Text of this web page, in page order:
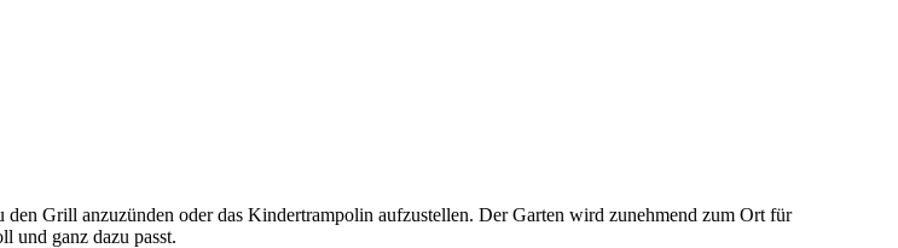
Grill anzuzünden oder das Kindertrampolin aufzustellen. Der Garten wird zunehmend zum Ort für
und ganz dazu passt.